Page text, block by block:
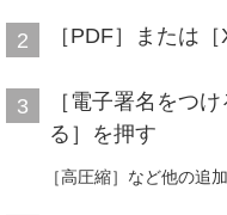
2 ［PDF］または
3
［電子署名をつ
る］を押す
［高圧縮］など他の追